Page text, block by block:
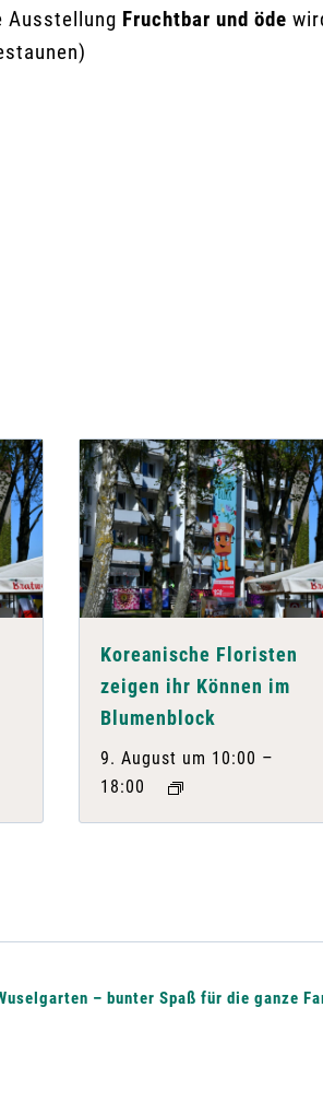
Ausstellung Fruchtbar und öde
Koreanische Floristen
zeigen ihr Können im
Blumenblock
9. August um 10:00 –
18:00
– bunter Spaß für die ganze